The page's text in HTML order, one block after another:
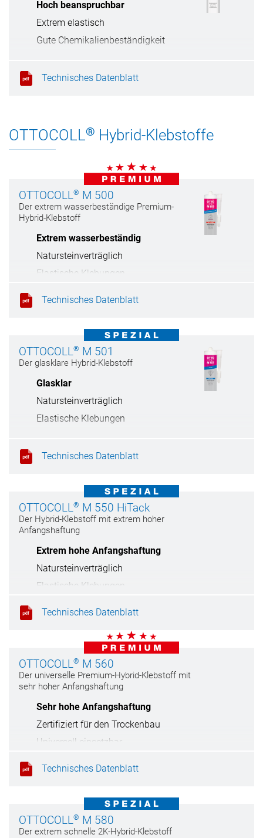
Hoch beanspruchbar
Extrem elastisch
Gute Chemikalienbeständigkeit
Technisches Datenblatt
OTTOCOLL® Hybrid-Klebstoffe
OTTOCOLL® M 500
Der extrem wasserbeständige Premium-
Hybrid-Klebstoff
Extrem wasserbeständig
Natursteinverträglich
Elastische Klebungen
Technisches Datenblatt
OTTOCOLL® M 501
Der glasklare Hybrid-Klebstoff
Glasklar
Natursteinverträglich
Elastische Klebungen
Technisches Datenblatt
OTTOCOLL® M 550 HiTack
Der Hybrid-Klebstoff mit extrem hoher
Anfangshaftung
Extrem hohe Anfangshaftung
Natursteinverträglich
Elastische Klebungen
Technisches Datenblatt
OTTOCOLL® M 560
Der universelle Premium-Hybrid-Klebstoff mit
sehr hoher Anfangshaftung
Sehr hohe Anfangshaftung
Zertifiziert für den Trockenbau
Universell einsetzbar
Technisches Datenblatt
OTTOCOLL® M 580
Der extrem schnelle 2K-Hybrid-Klebstoff